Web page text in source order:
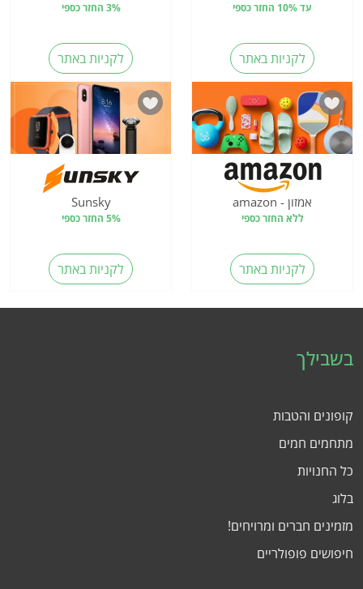
עד 10% החזר כספי
לקניות באתר
3% החזר כספי
לקניות באתר
אמזון - amazon
ללא החזר כספי
לקניות באתר
Sunsky
5% החזר כספי
לקניות באתר
בשבילך
קופונים והטבות
מתחמים חמים
כל החנויות
בלוג
מזמינים חברים ומרויחים!
חיפושים פופולריים